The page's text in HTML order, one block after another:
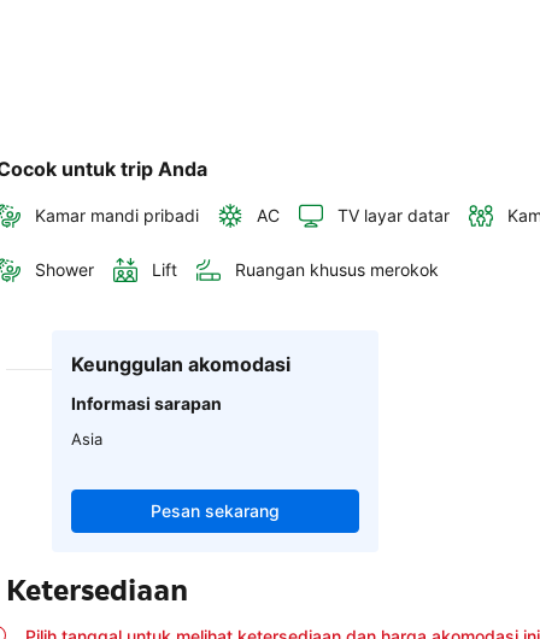
untuk trip Anda
Kamar mandi pribadi AC TV layar datar
Shower Lift Ruangan khusus merokok
Keunggulan akomodasi
Informasi sarapan
Asia
Pesan sekarang
Ketersediaan